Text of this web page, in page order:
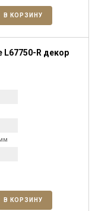
В КОРЗИНУ
L67750-R декор
В КОРЗИНУ